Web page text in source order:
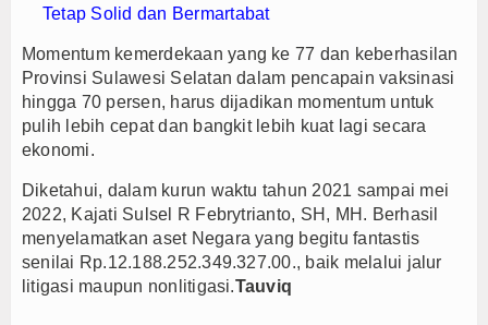
Tetap Solid dan Bermartabat
Momentum kemerdekaan yang ke 77 dan keberhasilan
Provinsi Sulawesi Selatan dalam pencapain vaksinasi
hingga 70 persen, harus dijadikan momentum untuk
pulih lebih cepat dan bangkit lebih kuat lagi secara
ekonomi.
Diketahui, dalam kurun waktu tahun 2021 sampai mei
2022, Kajati Sulsel R Febrytrianto, SH, MH. Berhasil
menyelamatkan aset Negara yang begitu fantastis
senilai Rp.12.188.252.349.327.00., baik melalui jalur
litigasi maupun nonlitigasi.Tauviq